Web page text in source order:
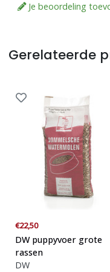
Je beoordeling
Gerelateerde
€22,50
DW puppyvoer grote
rassen
DW